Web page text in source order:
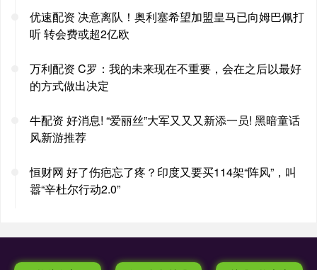
优速配资 决意离队！奥利塞希望加盟皇马已向姆巴佩打
听 转会费或超2亿欧
万利配资 C罗：我的未来现在不重要，会在之后以最好
的方式做出决定
牛配资 好消息! “爱丽丝”大军又又又新添一员! 黑暗童话
风新游推荐
恒财网 好了伤疤忘了疼？印度又要买114架“阵风”，叫
嚣“辛杜尔行动2.0”